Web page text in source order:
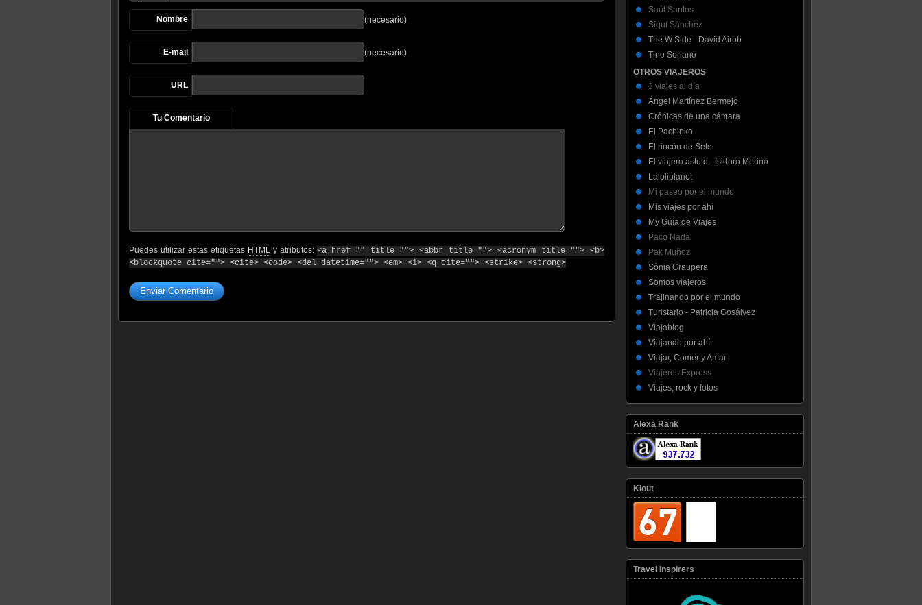
Nombre (necesario)
E-mail (necesario)
URL
Tu Comentario
Puedes utilizar estas etiquetas HTMLy atributos: <a href="" title=""> <abbr title=""> <acronym title=""> <b>
<blockquote cite=""> <cite> <code> <del datetime=""> <em> <i> <q cite=""> <strike> <strong>
Saúl Santos
Siqui Sánchez
The W Side - David Airob
Tino Soriano
OTROS VIAJEROS
3 viajes al día
Ángel Martínez Bermejo
Crónicas de una cámara
El Pachinko
El rincón de Sele
El viajero astuto - Isidoro Merino
Laloliplanet
Mi paseo por el mundo
Mis viajes por ahí
My Guía de Viajes
Paco Nadal
Pak Muñoz
Sònia Graupera
Somos viajeros
Trajinando por el mundo
Turistario - Patricia Gosálvez
Viajablog
Viajando por ahí
Viajar, Comer y Amar
Viajeros Express
Viajes, rock y fotos
Alexa Rank
Klout
Travel Inspirers